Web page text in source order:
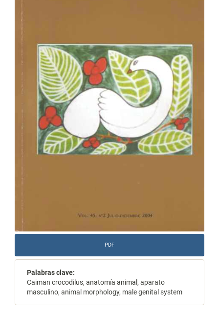
artículo
PDF
Palabras clave:
Caiman crocodilus, anatomía animal, aparato
masculino, animal morphology, male genital system